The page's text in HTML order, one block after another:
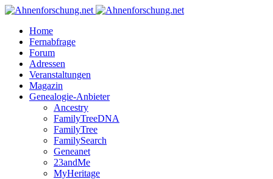
Home
Fernabfrage
Forum
Adressen
Veranstaltungen
Magazin
Genealogie-Anbieter
Ancestry
FamilyTreeDNA
FamilyTree
FamilySearch
Geneanet
23andMe
MyHeritage